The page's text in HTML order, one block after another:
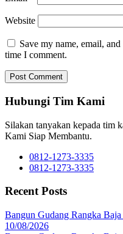
Website
Save my name, email,
time I comment.
Hubungi Tim Kami
Silakan tanyakan kepada tim
Kami Siap Membantu.
0812-1273-3335
0812-1273-3335
Recent Posts
Bangun Gudang Rangka
10/08/2026